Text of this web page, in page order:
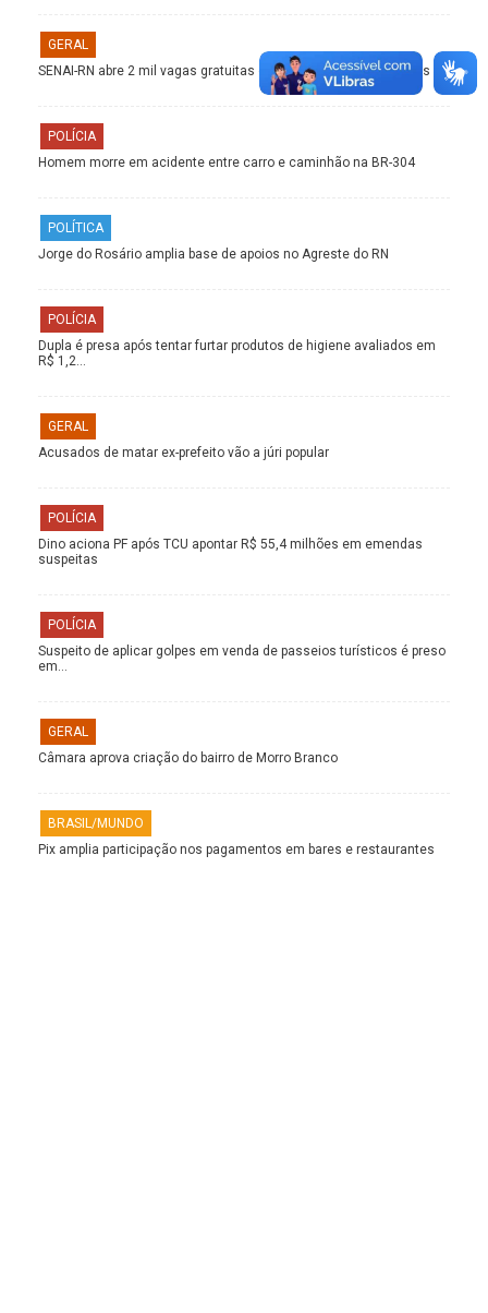
GERAL
SENAI-RN abre 2 mil vagas gratuitas em cursos EAD; veja opções
POLÍCIA
Homem morre em acidente entre carro e caminhão na BR-304
POLÍTICA
Jorge do Rosário amplia base de apoios no Agreste do RN
POLÍCIA
Dupla é presa após tentar furtar produtos de higiene avaliados em
R$ 1,2…
GERAL
Acusados de matar ex-prefeito vão a júri popular
POLÍCIA
Dino aciona PF após TCU apontar R$ 55,4 milhões em emendas
suspeitas
POLÍCIA
Suspeito de aplicar golpes em venda de passeios turísticos é preso
em…
GERAL
Câmara aprova criação do bairro de Morro Branco
BRASIL/MUNDO
Pix amplia participação nos pagamentos em bares e restaurantes